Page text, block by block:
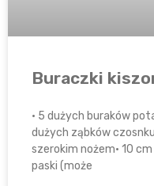
Buraczki
• 5 dużych buraków
dużych ząbków
szerokim nożem• 10
paski (może